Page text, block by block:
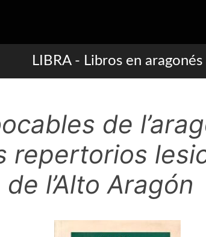
LIBRA - Libros en aragonés
de
repertorios
l’Alto Aragón